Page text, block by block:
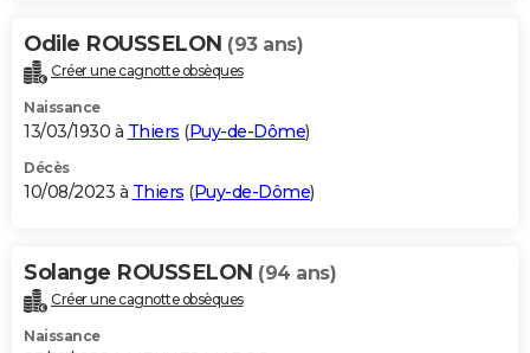
Odile ROUSSELON (93 ans)
Créer une cagnotte obsèques
Naissance
13/03/1930 à Thiers (Puy-de-Dôme)
Décès
10/08/2023 à Thiers (Puy-de-Dôme)
Solange ROUSSELON (94 ans)
Créer une cagnotte obsèques
Naissance